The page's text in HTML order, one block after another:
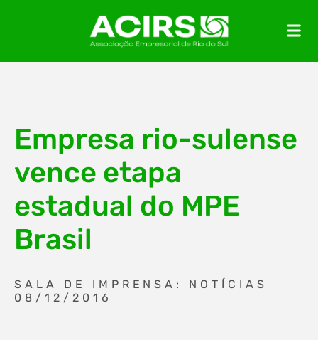
Empresa rio-sulense
vence etapa
estadual do MPE
Brasil
SALA DE IMPRENSA: NOTÍCIAS
08/12/2016